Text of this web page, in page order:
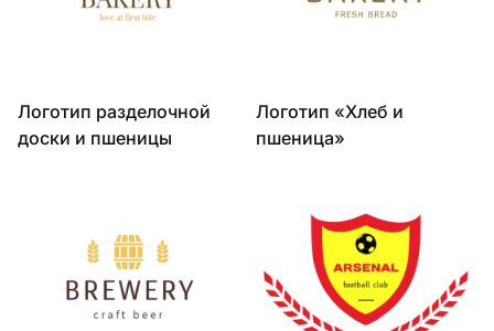
Логотип разделочной
доски и пшеницы
Логотип «Хлеб и
пшеница»